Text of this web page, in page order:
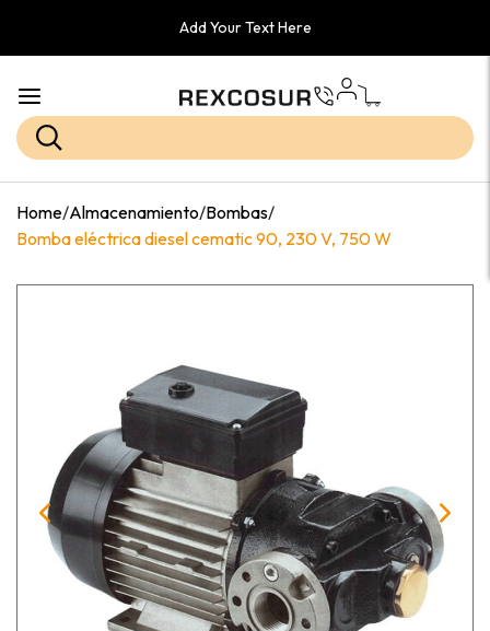
Add Your Text Here
Home/Almacenamiento/Bombas/
Bomba eléctrica diesel cematic 90, 230 V, 750 W